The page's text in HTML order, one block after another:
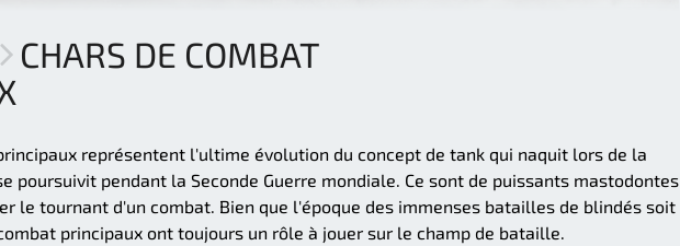
CHARS DE COMBAT
représentent l'ultime évolution du concept de tank qui naquit lors de la
poursuivit pendant la Seconde Guerre mondiale. Ce sont de puissants mastodontes
le tournant d'un combat. Bien que l'époque des immenses batailles de blindés soit
principaux ont toujours un rôle à jouer sur le champ de bataille.